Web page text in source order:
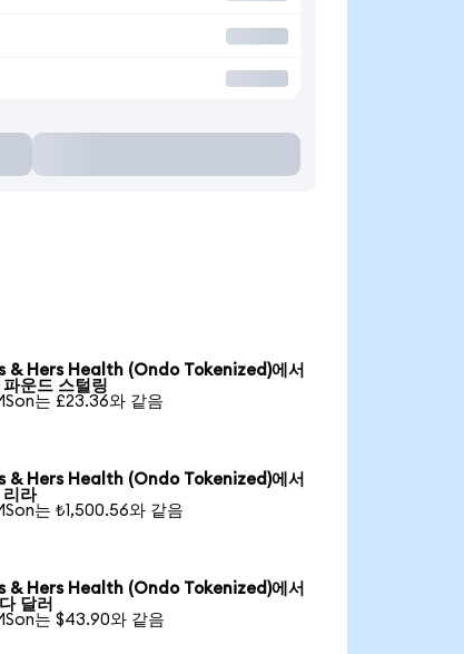
& Hers Health (Ondo Tokenized)에서
운드 스털링
는 £23.36와 같음
& Hers Health (Ondo Tokenized)에서
리라
는 ₺1,500.56와 같음
& Hers Health (Ondo Tokenized)에서
달러
는 $43.90와 같음